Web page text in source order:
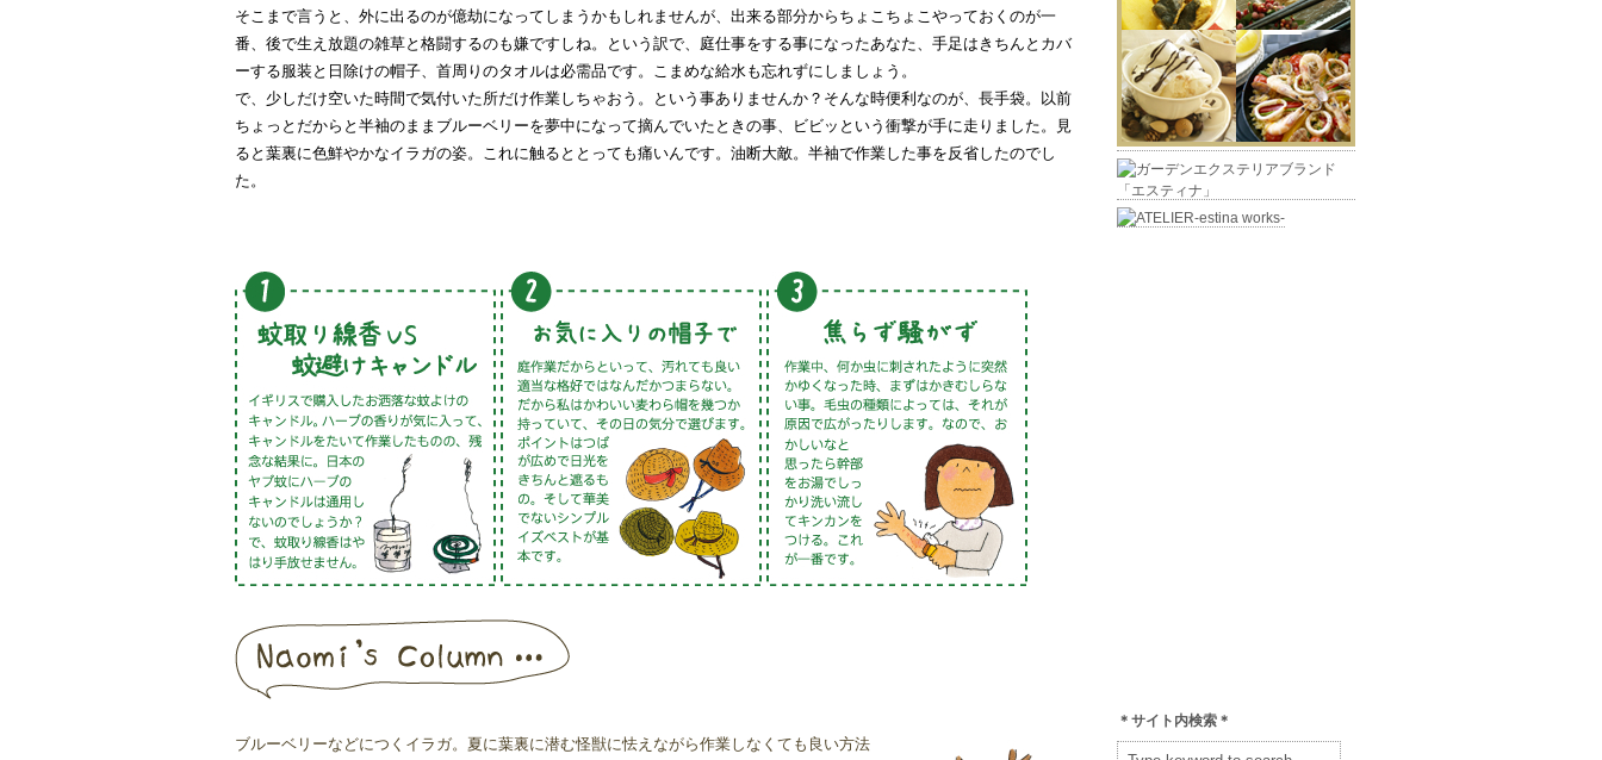
そこまで言うと、外に出るのが億劫になってしまうかもしれませんが、出来る部分からちょこちょこやっておくのが一
番、後で生え放題の雑草と格闘するのも嫌ですしね。という訳で、庭仕事をする事になったあなた、手足はきちんとカバ
ーする服装と日除けの帽子、首周りのタオルは必需品です。こまめな給水も忘れずにしましょう。
で、少しだけ空いた時間で気付いた所だけ作業しちゃおう。という事ありませんか？そんな時便利なのが、長手袋。以前
ちょっとだからと半袖のままブルーベリーを夢中になって摘んでいたときの事、ビビッという衝撃が手に走りました。見
ると葉裏に色鮮やかなイラガの姿。これに触るととっても痛いんです。油断大敵。半袖で作業した事を反省したのでし
た。
ブルーベリーなどにつくイラガ。夏に葉裏に潜む怪獣に怯えながら作業しなくても良い方法
＊サイト内検索＊